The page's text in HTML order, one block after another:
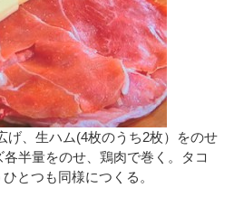
げ、生ハム(4枚のうち2枚）をのせ
半量をのせ、鶏肉で巻く。タコ
とつも同様につくる。